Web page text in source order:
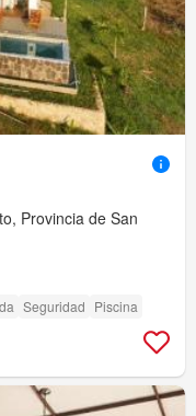
Provincia de San
Seguridad Piscina